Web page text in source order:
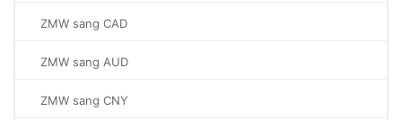
ZMW sang CAD
ZMW sang AUD
ZMW sang CNY